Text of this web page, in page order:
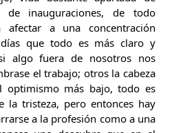
de inauguraciones, de todo
afectar a una concentración
que todo es más claro y
algo fuera de nosotros nos
el trabajo; otros la cabeza
optimismo más bajo, todo es
la tristeza, pero entonces hay
a la profesión como a una